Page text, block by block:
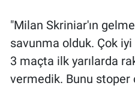
"Milan Skriniar'ın
savunma olduk. Çok
3 maçta ilk yarılarda
vermedik. Bunu stoper